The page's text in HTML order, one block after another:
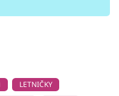
LETNIČKY